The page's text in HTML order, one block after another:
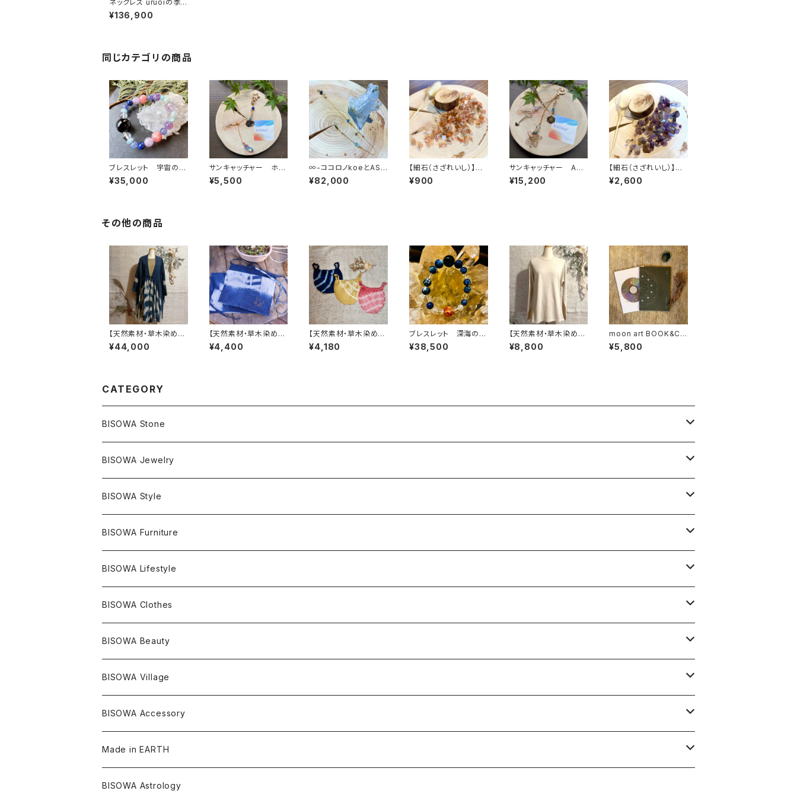
ネックレス uruoiの季
節のnakaで
¥136,900
同じカテゴリの商品
ブレスレット 宇宙の果
実タチとアソボウ
¥35,000
サンキャッチャー ホシ
ボシとアソブ唄
¥5,500
∞-ココロノkoeとASO
BO宇-∞
¥82,000
【細石（さざれいし）】サ
ンストーン 100g
¥900
サンキャッチャー AOI
の雫の恵みをあなたへ
¥15,200
【細石（さざれいし）】ス
ーパーセブン 100g
¥2,600
その他の商品
【天然素材・草木染め】
カシュクールドレス 柄
¥44,000
【天然素材・草木染め】
フンドシ
¥4,400
【天然素材・草木染め】
ふんどしパンツ バンブ
ー
¥4,180
ブレスレット 深海の愛
と地球の叡智ノウタ
¥38,500
【天然素材・草木染め】U
nisex ロングTシャツ
ヘンプコットン ナチュ
¥8,800
moon art BOOK&CD
- Akira Ikeda（CD）
¥5,800
CATEGORY
BISOWA Stone
マスタークリスタル / 水晶
エレスチャル
ライトニング
ツインソウル
メタモルフォーゼス
石の種類別
アメジスト
アクアマリン
デュモルチェライト
タンザナイト
産地別
ヒマラヤ
ブラジル
中国
BISOWA Jewelry
ネックレス／ペンダント
宇佐美聖子
絹麻 ~kenma~
ピアス
宇佐美聖子
Others
ブレスレット
宇佐美聖子
Others
リング
サンキャッチャー
ヘアアクセサリー
イヤリング
キーホルダー
BISOWA Style
ONE PIECE
ヘンプ
オーガニックコットン
PANTS
ヘンプ
オーガニックコットン
T-SHIRT
オーガニックコットン
ヘンプコットン
leggings
ヘンプ
オーガニックコットン
Others
ヘンプ
オーガニックコットン
Underwear
BISOWA Furniture
のるすく
BISOWA Lifestyle
Music
宇佐美聖子
Niceness Music
浄化アイテム
Cosmic Hemp 麻炭
セージ
オラクルカード
キャンドル
HAZE 和蝋燭
縁キャンドル
陶器
大蝶恵美子
Cosmic hemp
BISOWA Clothes
麻
絹
Others
オーガニックコットン
バンブー
BISOWA Beauty
ヘンプオイル
BISOWA Village
Bisowa Club Room
BISOWA Accessory
ヘアゴム
宇佐美聖子
Made in EARTH
Misakubo Japan
BISOWA Astrology